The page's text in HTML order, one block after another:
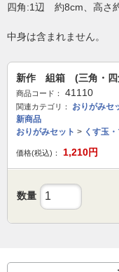
四角:1辺 約8cm、高さ
中身は含まれません。
新作 組箱 (三角・四
商品コード： 41110
関連カテゴリ：
おりがみセ
新商品
おりがみセット > くす玉
価格(税込)： 1,210円
数量